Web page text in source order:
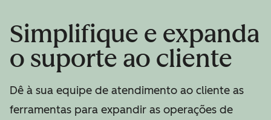
Simplifique e expanda
o suporte ao cliente
Dê à sua equipe de atendimento ao cliente as
ferramentas para expandir as operações de